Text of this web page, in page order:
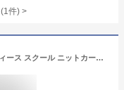
(1件) >
★＼SALE／★P5倍★カーディガン レディース スクール ニットカーディガン レディース カーディガン 学生服 高校生 中学生 通学 スクールカーディガン ニット セーター 学生学校制服 オフィス 仕事着 通勤 事務 カジュアル 洗える 冬秋 学生服 高校生 中学生通学 セーター